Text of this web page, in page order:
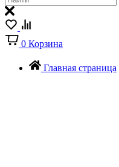
0 Корзина
Главная страница